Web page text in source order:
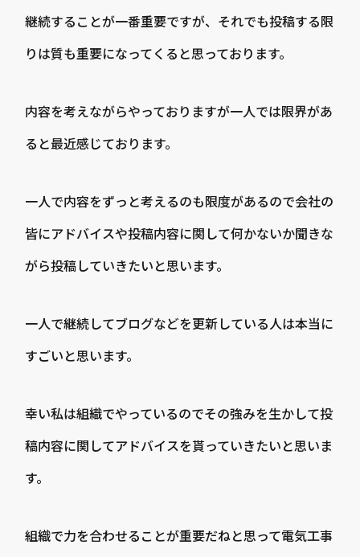
継続することが一番重要ですが、それでも投稿する限
りは質も重要になってくると思っております。
内容を考えながらやっておりますが一人では限界があ
ると最近感じております。
一人で内容をずっと考えるのも限度があるので会社の
皆にアドバイスや投稿内容に関して何かないか聞きな
がら投稿していきたいと思います。
一人で継続してブログなどを更新している人は本当に
すごいと思います。
幸い私は組織でやっているのでその強みを生かして投
稿内容に関してアドバイスを貰っていきたいと思いま
す。
組織で力を合わせることが重要だねと思って電気工事